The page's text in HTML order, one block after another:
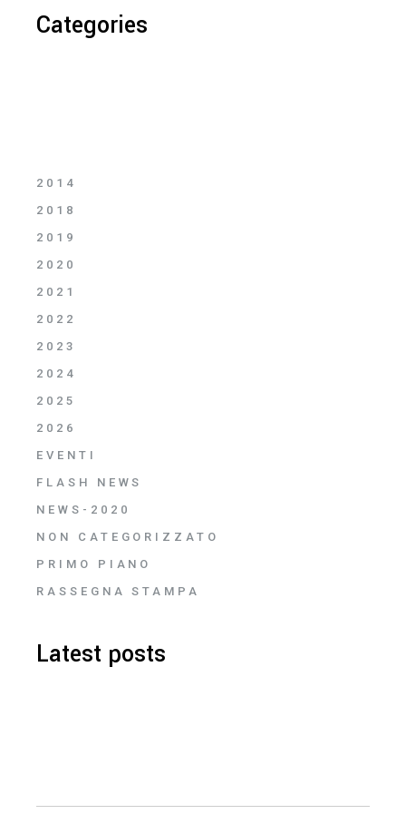
Categories
2014
2018
2019
2020
2021
2022
2023
2024
2025
2026
EVENTI
FLASH NEWS
NEWS-2020
NON CATEGORIZZATO
PRIMO PIANO
RASSEGNA STAMPA
Latest posts